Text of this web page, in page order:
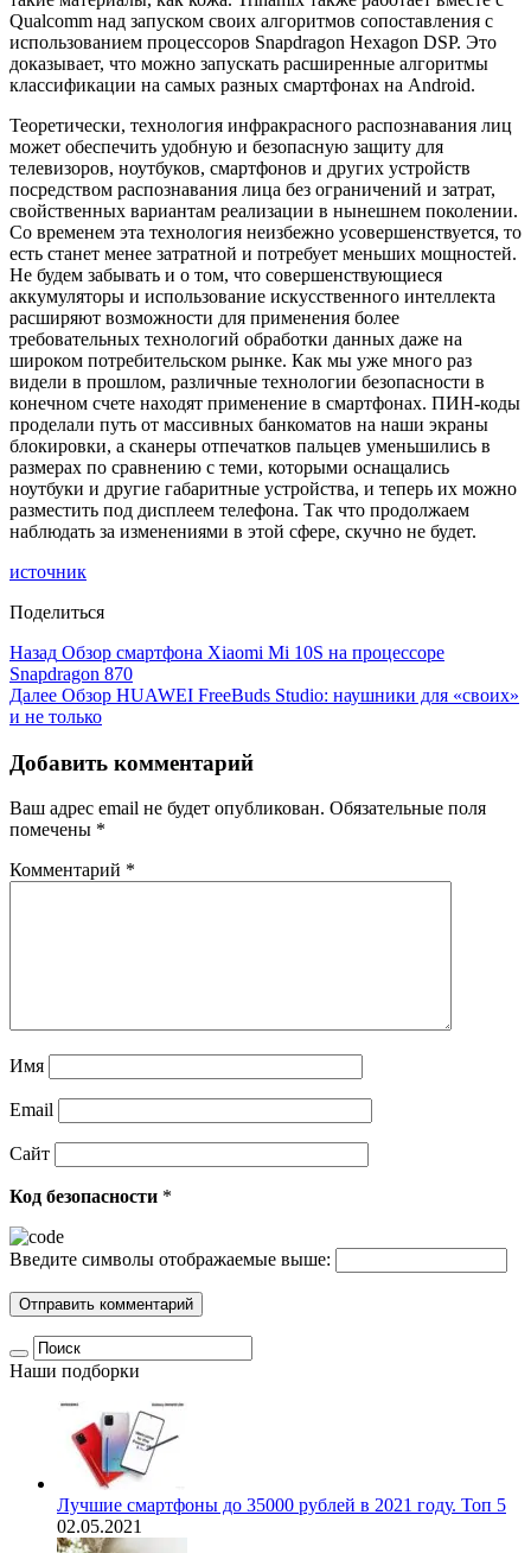
Qualcomm над запуском своих алгоритмов сопоставления с
использованием процессоров Snapdragon Hexagon DSP. Это
доказывает, что можно запускать расширенные алгоритмы
классификации на самых разных смартфонах на Android.
Теоретически, технология инфракрасного распознавания лиц
может обеспечить удобную и безопасную защиту для
телевизоров, ноутбуков, смартфонов и других устройств
посредством распознавания лица без ограничений и затрат,
свойственных вариантам реализации в нынешнем поколении.
Со временем эта технология неизбежно усовершенствуется, то
есть станет менее затратной и потребует меньших мощностей.
Не будем забывать и о том, что совершенствующиеся
аккумуляторы и использование искусственного интеллекта
расширяют возможности для применения более
требовательных технологий обработки данных даже на
широком потребительском рынке. Как мы уже много раз
видели в прошлом, различные технологии безопасности в
конечном счете находят применение в смартфонах. ПИН-коды
проделали путь от массивных банкоматов на наши экраны
блокировки, а сканеры отпечатков пальцев уменьшились в
размерах по сравнению с теми, которыми оснащались
ноутбуки и другие габаритные устройства, и теперь их можно
разместить под дисплеем телефона. Так что продолжаем
наблюдать за изменениями в этой сфере, скучно не будет.
источник
Поделиться
Назад Обзор смартфона Xiaomi Mi 10S на процессоре
Snapdragon 870
Далее Обзор HUAWEI FreeBuds Studio: наушники для «своих»
и не только
Добавить комментарий
Ваш адрес email не будет опубликован. Обязательные поля
помечены *
Комментарий *
Имя
Email
Сайт
Код безопасности *
Введите символы отображаемые выше:
Наши подборки
Лучшие смартфоны до 35000 рублей в 2021 году. Топ 5
02.05.2021